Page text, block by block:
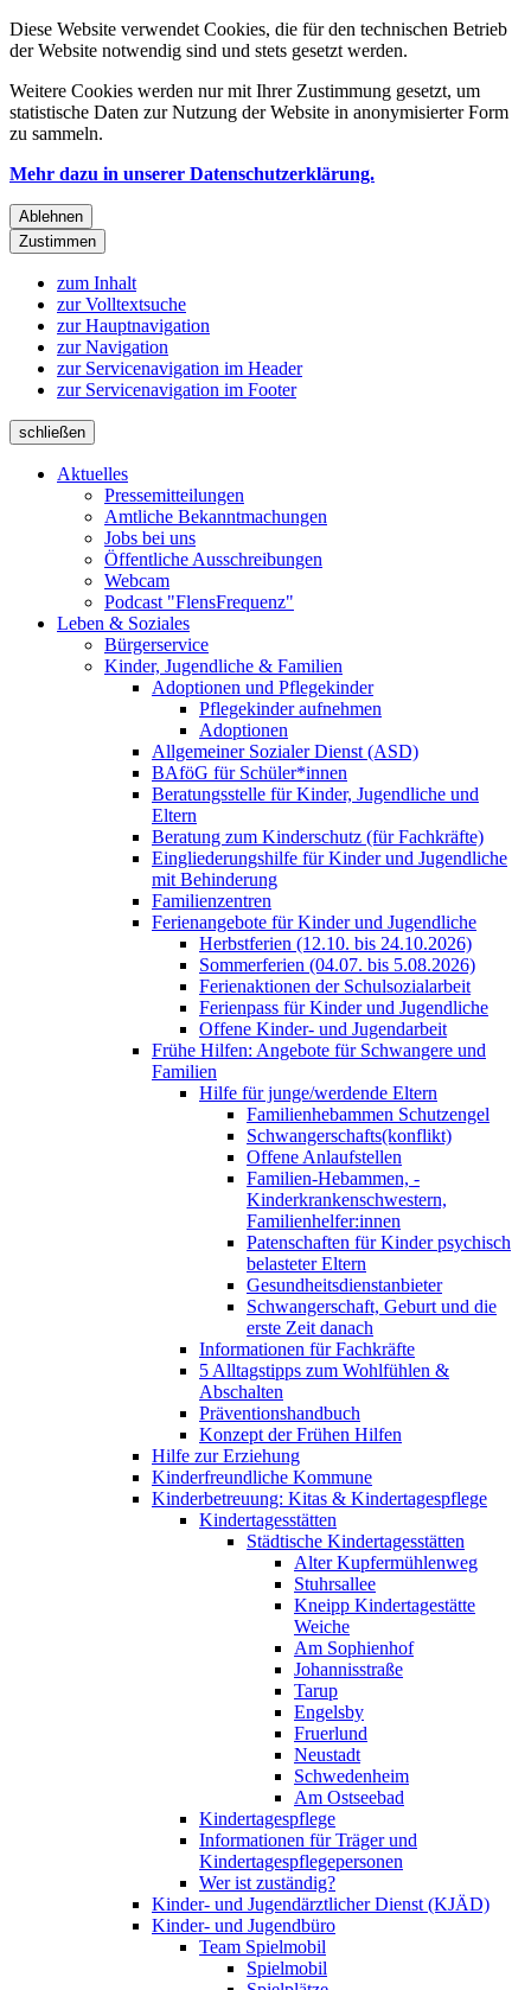
Diese Website verwendet Cookies, die für den technischen Betrieb
der Website notwendig sind und stets gesetzt werden.
Weitere Cookies werden nur mit Ihrer Zustimmung gesetzt, um
statistische Daten zur Nutzung der Website in anonymisierter Form
zu sammeln.
Mehr dazu in unserer Datenschutzerklärung.
Ablehnen
Zustimmen
zum Inhalt
zur Volltextsuche
zur Hauptnavigation
zur Navigation
zur Servicenavigation im Header
zur Servicenavigation im Footer
schließen
Aktuelles
Pressemitteilungen
Amtliche Bekanntmachungen
Jobs bei uns
Öffentliche Ausschreibungen
Webcam
Podcast "FlensFrequenz"
Leben & Soziales
Bürgerservice
Kinder, Jugendliche & Familien
Adoptionen und Pflegekinder
Pflegekinder aufnehmen
Adoptionen
Allgemeiner Sozialer Dienst (ASD)
BAföG für Schüler*innen
Beratungsstelle für Kinder, Jugendliche und
Eltern
Beratung zum Kinderschutz (für Fachkräfte)
Eingliederungshilfe für Kinder und Jugendliche
mit Behinderung
Familienzentren
Ferienangebote für Kinder und Jugendliche
Herbstferien (12.10. bis 24.10.2026)
Sommerferien (04.07. bis 5.08.2026)
Ferienaktionen der Schulsozialarbeit
Ferienpass für Kinder und Jugendliche
Offene Kinder- und Jugendarbeit
Frühe Hilfen: Angebote für Schwangere und
Familien
Hilfe für junge/werdende Eltern
Familienhebammen Schutzengel
Schwangerschafts(konflikt)
Offene Anlaufstellen
Familien-Hebammen, -
Kinderkrankenschwestern,
Familienhelfer:innen
Patenschaften für Kinder psychisch
belasteter Eltern
Gesundheitsdienstanbieter
Schwangerschaft, Geburt und die
erste Zeit danach
Informationen für Fachkräfte
5 Alltagstipps zum Wohlfühlen &
Abschalten
Präventionshandbuch
Konzept der Frühen Hilfen
Hilfe zur Erziehung
Kinderfreundliche Kommune
Kinderbetreuung: Kitas & Kindertagespflege
Kindertagesstätten
Städtische Kindertagesstätten
Alter Kupfermühlenweg
Stuhrsallee
Kneipp Kindertagestätte
Weiche
Am Sophienhof
Johannisstraße
Tarup
Engelsby
Fruerlund
Neustadt
Schwedenheim
Am Ostseebad
Kindertagespflege
Informationen für Träger und
Kindertagespflegepersonen
Wer ist zuständig?
Kinder- und Jugendärztlicher Dienst (KJÄD)
Kinder- und Jugendbüro
Team Spielmobil
Spielmobil